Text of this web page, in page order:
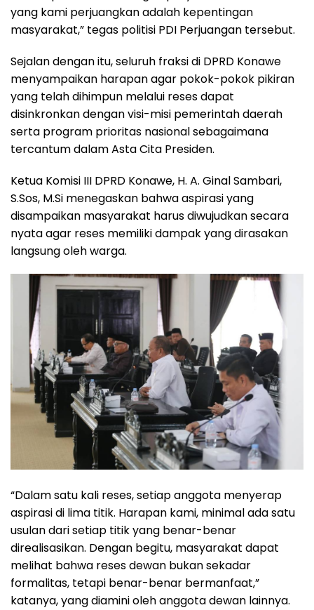
yang kami perjuangkan adalah kepentingan
masyarakat,” tegas politisi PDI Perjuangan tersebut.
Sejalan dengan itu, seluruh fraksi di DPRD Konawe
menyampaikan harapan agar pokok-pokok pikiran
yang telah dihimpun melalui reses dapat
disinkronkan dengan visi-misi pemerintah daerah
serta program prioritas nasional sebagaimana
tercantum dalam Asta Cita Presiden.
Ketua Komisi III DPRD Konawe, H. A. Ginal Sambari,
S.Sos, M.Si menegaskan bahwa aspirasi yang
disampaikan masyarakat harus diwujudkan secara
nyata agar reses memiliki dampak yang dirasakan
langsung oleh warga.
“Dalam satu kali reses, setiap anggota menyerap
aspirasi di lima titik. Harapan kami, minimal ada satu
usulan dari setiap titik yang benar-benar
direalisasikan. Dengan begitu, masyarakat dapat
melihat bahwa reses dewan bukan sekadar
formalitas, tetapi benar-benar bermanfaat,”
katanya, yang diamini oleh anggota dewan lainnya.